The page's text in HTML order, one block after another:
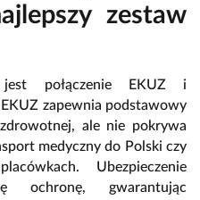
zestaw
jest połączenie EKUZ i
zapewnia podstawowy
ale nie pokrywa
medyczny do Polski czy
Ubezpieczenie
ochronę, gwarantując